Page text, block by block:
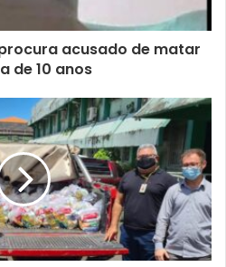
acusado de matar
de 10 anos